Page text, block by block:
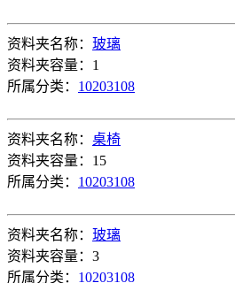
资料夹名称： 玻璃
资料夹容量：1
所属分类： 10203108
资料夹名称： 桌椅
资料夹容量：15
所属分类： 10203108
资料夹名称： 玻璃
资料夹容量：3
所属分类： 10203108